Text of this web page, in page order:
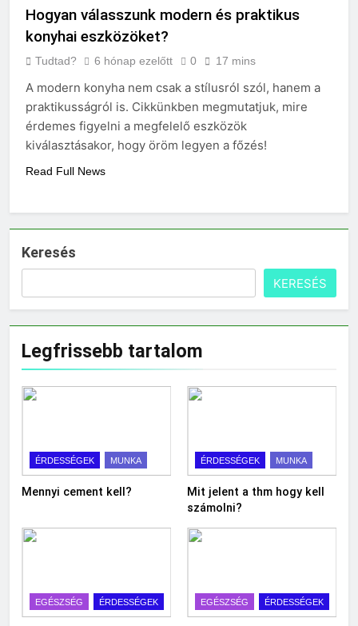
Hogyan válasszunk modern és praktikus
konyhai eszközöket?
Tudtad? 6 hónap ezelőtt 0 17 mins
A modern konyha nem csak a stílusról szól, hanem a
praktikusságról is. Cikkünkben megmutatjuk, mire
érdemes figyelni a megfelelő eszközök
kiválasztásakor, hogy öröm legyen a főzés!
Read Full News
Keresés
KERESÉS
Legfrissebb tartalom
ÉRDESSÉGEK MUNKA
Mennyi cement kell?
ÉRDESSÉGEK MUNKA
Mit jelent a thm hogy kell
számolni?
EGÉSZSÉG ÉRDESSÉGEK EGÉSZSÉG ÉRDESSÉGEK